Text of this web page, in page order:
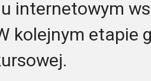
internetowym
kolejnym etapie